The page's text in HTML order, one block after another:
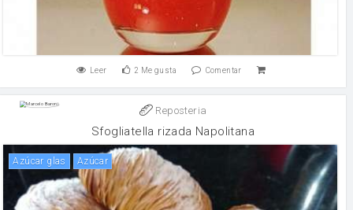
Leer 2 Me gusta Comentar
Reposteria
Sfogliatella rizada Napolitana
azúcar glas Azúcar